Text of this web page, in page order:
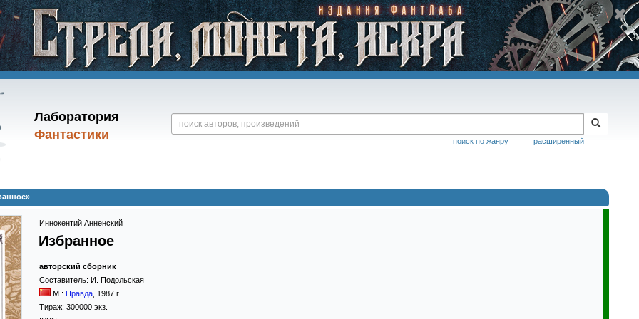
Лаборатория
Фантастики
расширенный
поиск по жанру
Иннокентий Анненский
Избранное
авторский сборник
Составитель: И. Подольская
М.: Правда 1987 г.
Тираж: 300000 экз.